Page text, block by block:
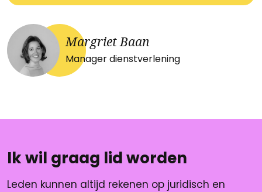
Margriet Baan
Manager dienstverlening
Ik wil graag lid worden
Leden kunnen altijd rekenen op juridisch en